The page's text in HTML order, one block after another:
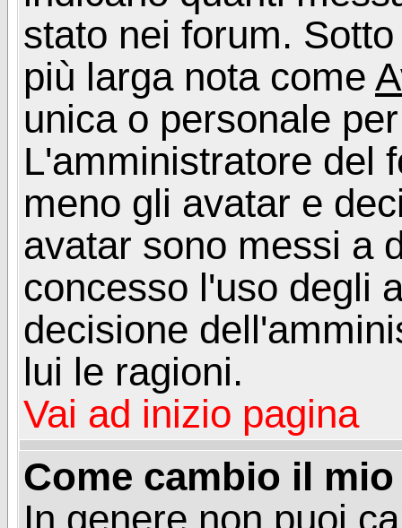
stato nei forum.
più larga nota come
unica o personale
L'amministratore del
meno gli avatar e
avatar sono messi a
concesso l'uso degli
decisione
lui le ragioni.
Vai ad inizio pagina
Come cambio il
In genere non puoi